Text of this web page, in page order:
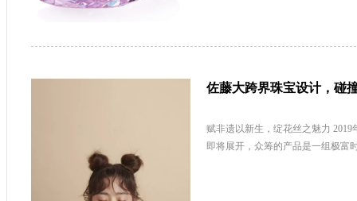
佐藤大跨界珠宝设计，碰
赋非遗以新生，绽花丝之魅力
即将展开，众筹的产品是一组极